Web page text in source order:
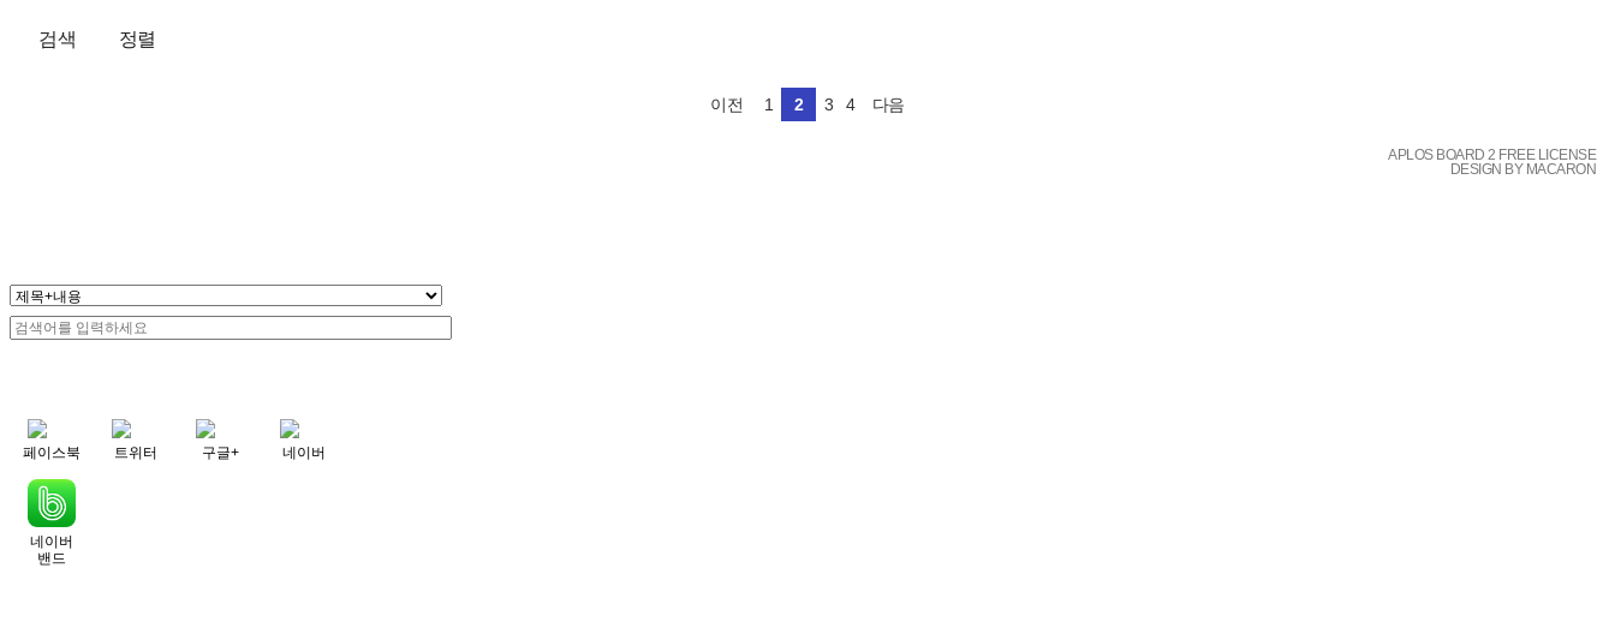
검색 정렬
이전 1 2 3 4 다음
APLOS BOARD 2 FREE LICENSE
DESIGN BY MACARON
페이스북 트위터 구글+ 네이버
네이버
밴드